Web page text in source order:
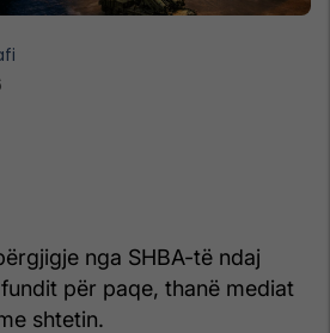
nga SHBA-të ndaj
për paqe, thanë mediat
shtetin.